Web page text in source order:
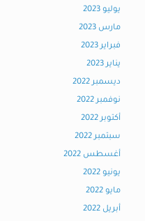
يوليو 2023
مارس 2023
فبراير 2023
يناير 2023
ديسمبر 2022
نوفمبر 2022
أكتوبر 2022
سبتمبر 2022
أغسطس 2022
يونيو 2022
مايو 2022
أبريل 2022